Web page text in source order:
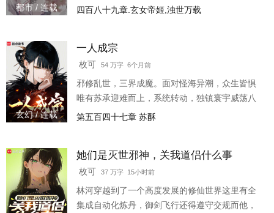
都市 / 连载
——仙山已毁、宗门被灭，只余下残垣断壁。回
四百八十九章.玄女帝姬,浊世万载
玄幻 / 连载
一人成宗
枚可 54 万字 6个月前
邪修乱世，三界成魔。面对怪海异潮，众生皆惧
唯有苏承迎难而上，系统转动，独镇寰宇威荡八
荒，十万魔骸铸就震世剑狱足踏幽冥，九幽秽土
娘子别误会，只是念台词耍个帅...”
————————本书又名《一人独享宗门：全
宗资源加身，万倍修炼，给我突破！ 》《一人成
宗，两人成婚，三人...四人...五人...大乱斗！
第五百四十七章 苏酥
她们是灭世邪神，关我道侣什么事
枚可 37 万字 15小时前
林河穿越到了一个高度发展的修仙世界这里有全
集成自动化炼丹，御剑飞行还得遵守交规而他，